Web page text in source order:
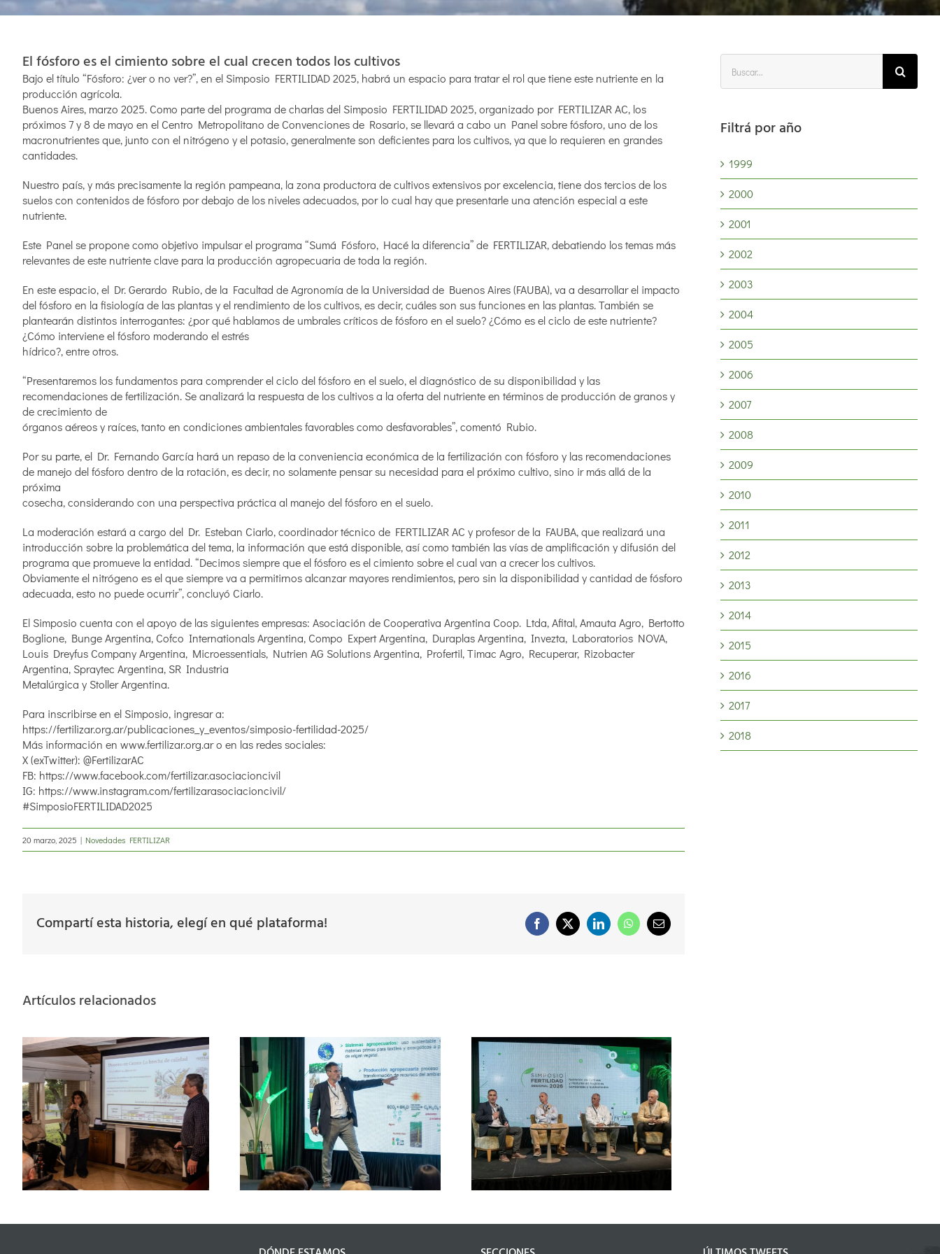
El fósforo es el cimiento sobre el cual crecen todos los cultivos
Bajo el título “Fósforo: ¿ver o no ver?”, en el Simposio FERTILIDAD 2025, habrá un espacio para tratar el rol que tiene este nutriente en la
producción agrícola.
Buenos Aires, marzo 2025. Como parte del programa de charlas del Simposio FERTILIDAD 2025, organizado por FERTILIZAR AC, los
próximos 7 y 8 de mayo en el Centro Metropolitano de Convenciones de Rosario, se llevará a cabo un Panel sobre fósforo, uno de los
macronutrientes que, junto con el nitrógeno y el potasio, generalmente son deficientes para los cultivos, ya que lo requieren en grandes
cantidades.
Nuestro país, y más precisamente la región pampeana, la zona productora de cultivos extensivos por excelencia, tiene dos tercios de los
suelos con contenidos de fósforo por debajo de los niveles adecuados, por lo cual hay que presentarle una atención especial a este
nutriente.
Este Panel se propone como objetivo impulsar el programa “Sumá Fósforo, Hacé la diferencia” de FERTILIZAR, debatiendo los temas más
relevantes de este nutriente clave para la producción agropecuaria de toda la región.
En este espacio, el Dr. Gerardo Rubio, de la Facultad de Agronomía de la Universidad de Buenos Aires (FAUBA), va a desarrollar el impacto
del fósforo en la fisiología de las plantas y el rendimiento de los cultivos, es decir, cuáles son sus funciones en las plantas. También se
plantearán distintos interrogantes: ¿por qué hablamos de umbrales críticos de fósforo en el suelo? ¿Cómo es el ciclo de este nutriente?
¿Cómo interviene el fósforo moderando el estrés
hídrico?, entre otros.
“Presentaremos los fundamentos para comprender el ciclo del fósforo en el suelo, el diagnóstico de su disponibilidad y las
recomendaciones de fertilización. Se analizará la respuesta de los cultivos a la oferta del nutriente en términos de producción de granos y
de crecimiento de
órganos aéreos y raíces, tanto en condiciones ambientales favorables como desfavorables”, comentó Rubio.
Por su parte, el Dr. Fernando García hará un repaso de la conveniencia económica de la fertilización con fósforo y las recomendaciones
de manejo del fósforo dentro de la rotación, es decir, no solamente pensar su necesidad para el próximo cultivo, sino ir más allá de la
próxima
cosecha, considerando con una perspectiva práctica al manejo del fósforo en el suelo.
La moderación estará a cargo del Dr. Esteban Ciarlo, coordinador técnico de FERTILIZAR AC y profesor de la FAUBA, que realizará una
introducción sobre la problemática del tema, la información que está disponible, así como también las vías de amplificación y difusión del
programa que promueve la entidad. “Decimos siempre que el fósforo es el cimiento sobre el cual van a crecer los cultivos.
Obviamente el nitrógeno es el que siempre va a permitirnos alcanzar mayores rendimientos, pero sin la disponibilidad y cantidad de fósforo
adecuada, esto no puede ocurrir”, concluyó Ciarlo.
El Simposio cuenta con el apoyo de las siguientes empresas: Asociación de Cooperativa Argentina Coop. Ltda, Afital, Amauta Agro, Bertotto
Boglione, Bunge Argentina, Cofco Internationals Argentina, Compo Expert Argentina, Duraplas Argentina, Invezta, Laboratorios NOVA,
Louis Dreyfus Company Argentina, Microessentials, Nutrien AG Solutions Argentina, Profertil, Timac Agro, Recuperar, Rizobacter
Argentina, Spraytec Argentina, SR Industria
Metalúrgica y Stoller Argentina.
Para inscribirse en el Simposio, ingresar a:
https://fertilizar.org.ar/publicaciones_y_eventos/simposio-fertilidad-2025/
Más información en www.fertilizar.org.ar o en las redes sociales:
X (exTwitter): @FertilizarAC
FB: https://www.facebook.com/fertilizar.asociacioncivil
IG: https://www.instagram.com/fertilizarasociacioncivil/
#SimposioFERTILIDAD2025
20 marzo, 2025 | Novedades FERTILIZAR
Compartí esta historia, elegí en qué plataforma! Facebook
X LinkedInWhatsAppCorreo
Artículos relacionados
“No hay que hacer
producir solo el cultivo,
hay que hacer producir el
agua”
En la región semiárida y
subhúmeda la fertilidad
del suelo no se negocia
Nutrición de la soja:
especialistas analizaron
cómo mejorar el
rendimiento y la calidad
del cultivo
Filtrá por año
1999
2000
2001
2002
2003
2004
2005
2006
2007
2008
2009
2010
2011
2012
2013
2014
2015
2016
2017
2018